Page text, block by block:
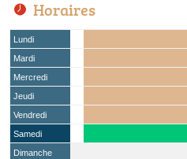
Horaires
Lundi
Mardi
Mercredi
Jeudi
Vendredi
Samedi
Dimanche